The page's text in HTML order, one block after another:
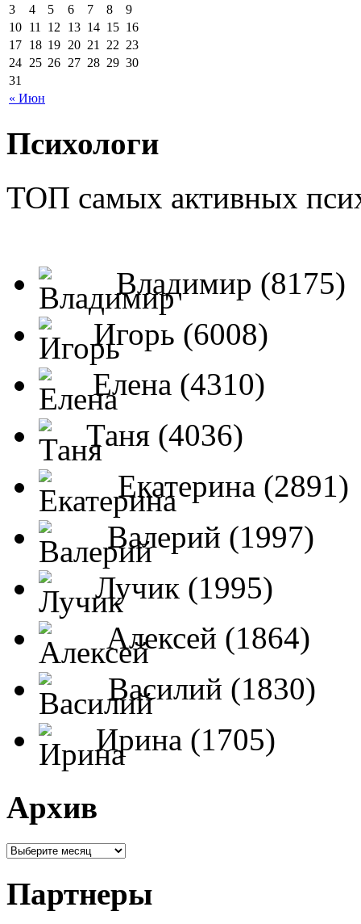
« Июн
3
4 5 6 7 8
9
10 11 12 13 14 15 16
17 18 19 20 21 22 23
24 25 26 27 28 29 30
31
Психологи
ТОП самых активных
Владимир (8175)
Игорь (6008)
Елена (4310)
Таня (4036)
Екатерина (2891)
Валерий (1997)
Лучик (1995)
Алексей (1864)
Василий (1830)
Ирина (1705)
Архив
Партнеры